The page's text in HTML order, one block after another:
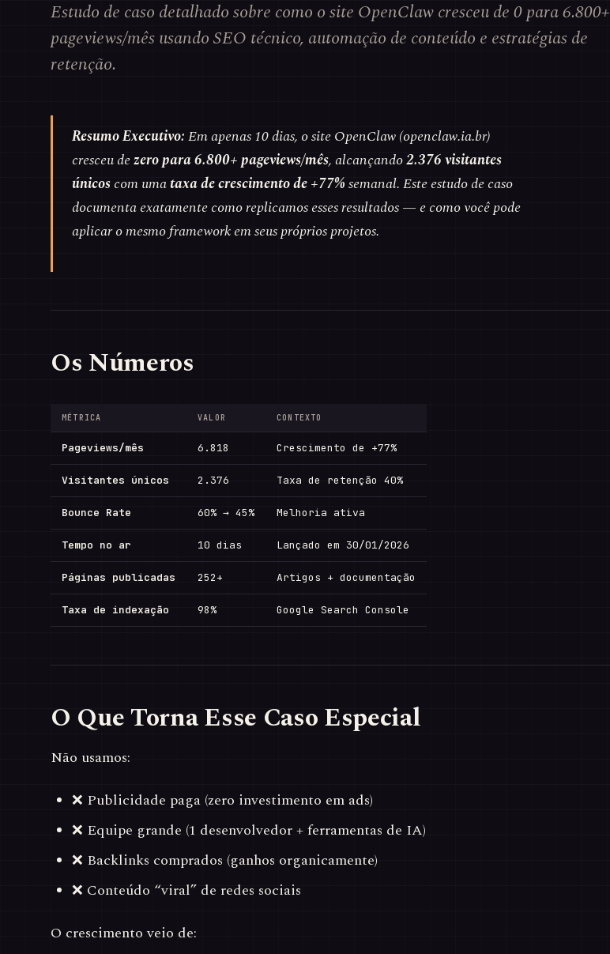
Estudo de caso detalhado sobre como o site OpenClaw cresceu de 0 para 6.800+
pageviews/mês usando SEO técnico, automação de conteúdo e estratégias de
retenção.
Resumo Executivo:Em apenas 10 dias, o site OpenClaw (openclaw.ia.br)
cresceu dezero para 6.800+ pageviews/mês, alcançando2.376 visitantes
únicoscom umataxa de crescimento de +77%semanal. Este estudo de caso
documenta exatamente como replicamos esses resultados — e como você pode
aplicar o mesmo framework em seus próprios projetos.
Os Números
MÉTRICA VALOR CONTEXTO
Pageviews/mês 6.818 Crescimento de +77%
Visitantes únicos 2.376 Taxa de retenção 40%
Bounce Rate 60% → 45% Melhoria ativa
Tempo no ar 10 dias Lançado em 30/01/2026
Páginas publicadas 252+ Artigos + documentação
Taxa de indexação 98% Google Search Console
O Que Torna Esse Caso Especial
Não usamos:
❌ Publicidade paga (zero investimento em ads)
❌ Equipe grande (1 desenvolvedor + ferramentas de IA)
❌ Backlinks comprados (ganhos organicamente)
❌ Conteúdo “viral” de redes sociais
O crescimento veio de: